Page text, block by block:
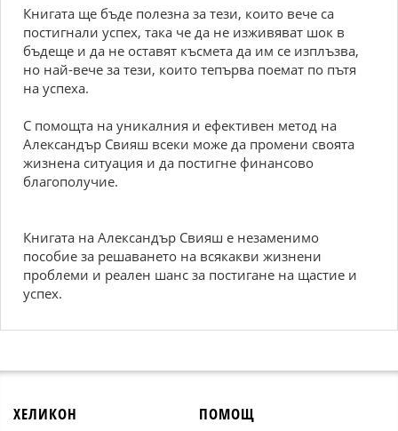
Книгата ще бъде полезна за тези, които вече са
постигнали успех, така че да не изживяват шок в
бъдеще и да не оставят късмета да им се изплъзва,
но най-вече за тези, които тепърва поемат по пътя
на успеха.
С помощта на уникалния и ефективен метод на
Александър Свияш всеки може да промени своята
жизнена ситуация и да постигне финансово
благополучие.
Книгата на Александър Свияш е незаменимо
пособие за решаването на всякакви жизнени
проблеми и реален шанс за постигане на щастие и
успех.
ХЕЛИКОН ПОМОЩ